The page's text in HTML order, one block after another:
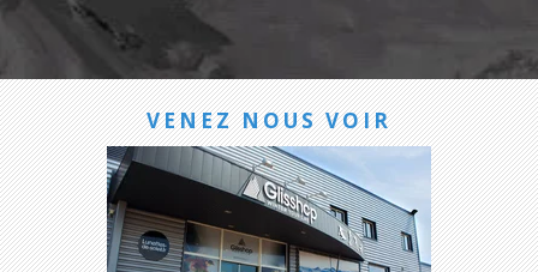
VENEZ NOUS VOIR